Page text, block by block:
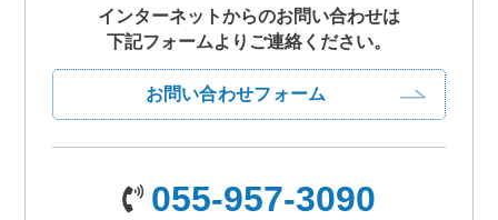
インターネットからのお問い合わせは
下記フォームよりご連絡ください。
お問い合わせフォーム
055-957-3090